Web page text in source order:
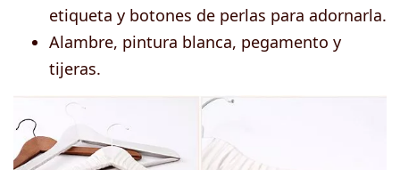
etiqueta y botones de perlas para adornarla.
Alambre, pintura blanca, pegamento y
tijeras.